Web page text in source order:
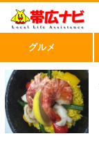
グルメ